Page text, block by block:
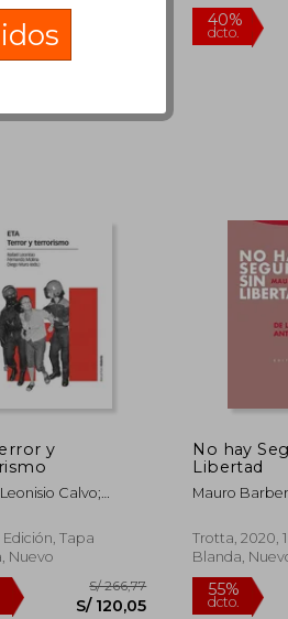
55%
dcto.
S/ 111,74
y
Calvo;
Ruiz
Edición, Tapa
Nuevo
No hay
Libertad
Mauro
Trotta, 2020,
Blanda,